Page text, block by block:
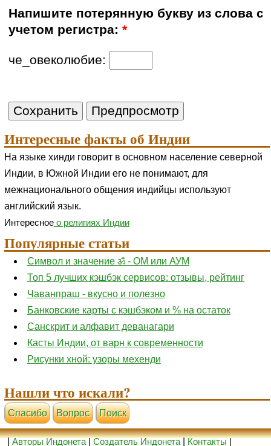
Напишите потерянную букву из слова с
учетом регистра:*
че_овеколюбие:
Интересные факты об Индии
На языке хинди говорит в основном население северной
Индии, в Южной Индии его не понимают, для
межнационального общения индийцы используют
английский язык.
Интересноео религиях Индии
Популярные статьи
Символ и значение ॐ - ОМ или АУМ
Топ 5 лучших кэшбэк сервисов: отзывы, рейтинг
Чаванпраш - вкусно и полезно
Банковские карты с кэшбэком и % на остаток
Санскрит и алфавит деванагари
Касты Индии, от варн к современности
Рисунки хной: узоры мехенди
Нашли что искали?
Cпасибо Вопрос Поиск
|Авторы Индонета|Создатель Индонета|Контакты|